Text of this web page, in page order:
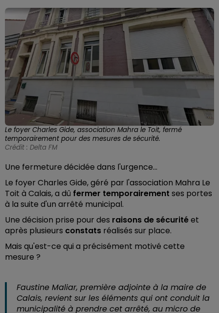
Le foyer Charles Gide, association Mahra le Toit, fermé
temporairement pour des mesures de sécurité.
Crédit : Delta FM
Une fermeture décidée dans l'urgence...
Le foyer Charles Gide, géré par l'association Mahra Le
Toit à Calais, a dû fermer temporairement ses portes
à la suite d'un arrêté municipal.
Une décision prise pour des raisons de sécuritéet
après plusieurs constats réalisés sur place.
Mais qu'est-ce qui a précisément motivé cette
mesure ?
Faustine Maliar, première adjointe à la maire de
Calais, revient sur les éléments qui ont conduit la
municipalité à prendre cet arrêté, au micro de